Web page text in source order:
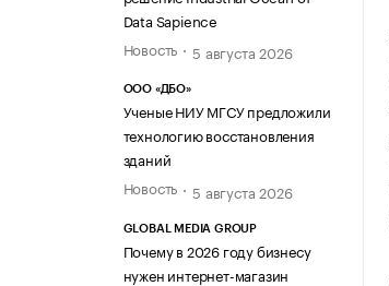
Data Sapience
Новость
5 августа 2026
ООО «ДБО»
Ученые НИУ МГСУ предложили
технологию восстановления
зданий
Новость
5 августа 2026
GLOBAL MEDIA GROUP
Почему в 2026 году бизнесу
нужен интернет-магазин